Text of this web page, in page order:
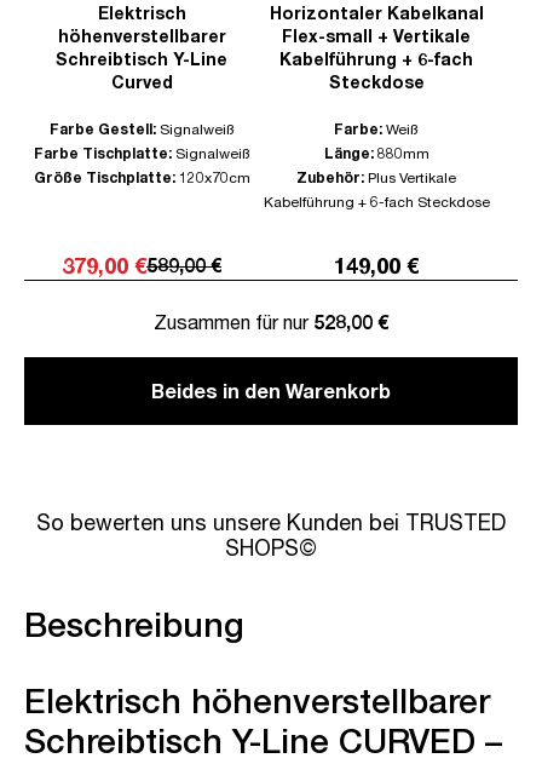
Elektrisch
höhenverstellbarer
Schreibtisch Y-Line
Curved
Farbe Gestell: Signalweiß
Farbe Tischplatte: Signalweiß
Größe Tischplatte: 120x70cm
379,00 €589,00 €
Horizontaler Kabelkanal
Flex-small + Vertikale
Kabelführung + 6-fach
Steckdose
Farbe: Weiß
Länge: 880mm
Zubehör: Plus Vertikale
Kabelführung + 6-fach Steckdose
149,00 €
Zusammen für nur 528,00 €
Beides in den Warenkorb
So bewerten uns unsere Kunden bei TRUSTED
SHOPS©
Beschreibung
Elektrisch höhenverstellbarer
Schreibtisch Y-Line CURVED –